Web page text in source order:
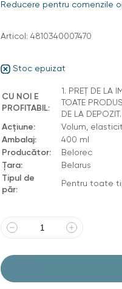
Reducere pentru comenzile
Stoc epuizat
CU NOI E
PROFITABIL:
1. PREȚ DE LA
TOATE
DE LA
Acțiune:
Volum,
Ambalaj:
400 ml
Producător:
Belorec
Țara:
Belarus
Tipul de
păr:
Pentru toate
Articol: 4810340007470